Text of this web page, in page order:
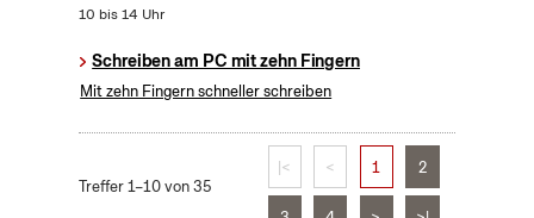
10 bis 14 Uhr
Schreiben am PC mit zehn Fingern
Mit zehn Fingern schneller schreiben
Treffer 1–10 von 35
|< < 1 2